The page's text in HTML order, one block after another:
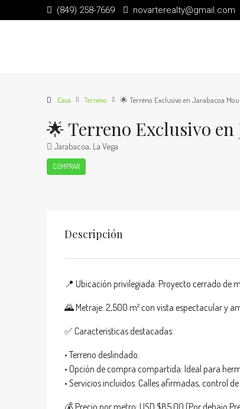
(849) 258-7669 novarterealty@gmail.com
Casa Terreno 🌟 Terreno Exclusivo en Jarabacoa
🌟 Terreno Exclusivo
Jarabacoa, La Vega
COMPRAR
Descripción
📍 Ubicación privilegiada: Proyecto cerrado de
🌄 Metraje: 2,500 m² con vista espectacular y
✅ Características destacadas:
• Terreno deslindado.
• Opción de compra compartida: Ideal para
• Servicios incluidos: Calles afirmadas, control
💰 Precio por metro: USD $85.00 (Por debajo